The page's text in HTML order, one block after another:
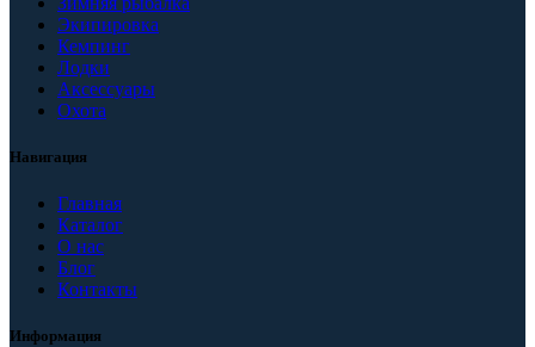
Экипировка
Кемпинг
Лодки
Аксессуары
Охота
Навигация
Главная
Каталог
О нас
Блог
Контакты
Информация